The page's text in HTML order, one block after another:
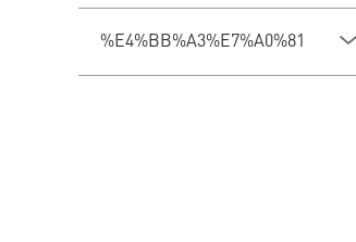
%E4%BB%A3%E7%A0%81